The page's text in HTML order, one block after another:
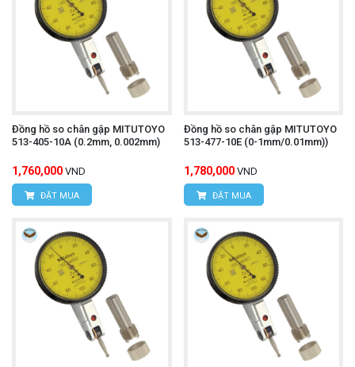
Đồng hồ so chân gập MITUTOYO
513-405-10A (0.2mm, 0.002mm)
1,760,000 VND
ĐẶT MUA
Đồng hồ so chân gập MITUTOYO
513-477-10E (0-1mm/0.01mm))
1,780,000 VND
ĐẶT MUA